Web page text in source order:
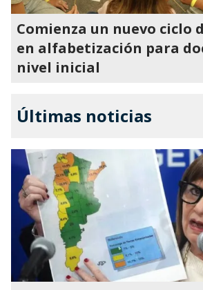
Comienza un nuevo ciclo
en alfabetización para
nivel inicial
Últimas noticias